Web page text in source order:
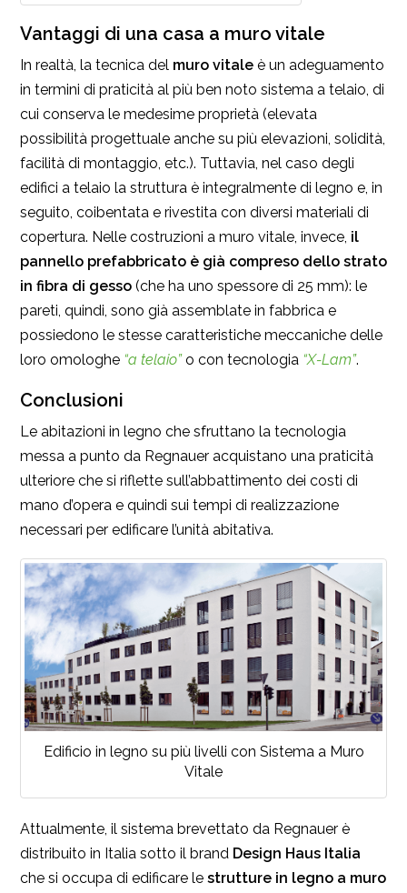
Vantaggi di una casa a muro vitale
In realtà, la tecnica del muro vitale è un adeguamento
in termini di praticità al più ben noto sistema a telaio, di
cui conserva le medesime proprietà (elevata
possibilità progettuale anche su più elevazioni, solidità,
facilità di montaggio, etc.). Tuttavia, nel caso degli
edifici a telaio la struttura è integralmente di legno e, in
seguito, coibentata e rivestita con diversi materiali di
copertura. Nelle costruzioni a muro vitale, invece, il
pannello prefabbricato è già compreso dello strato
in fibra di gesso (che ha uno spessore di 25 mm): le
pareti, quindi, sono già assemblate in fabbrica e
possiedono le stesse caratteristiche meccaniche delle
loro omologhe “a telaio”o con tecnologia “X-Lam”.
Conclusioni
Le abitazioni in legno che sfruttano la tecnologia
messa a punto da Regnauer acquistano una praticità
ulteriore che si riflette sull’abbattimento dei costi di
mano d’opera e quindi sui tempi di realizzazione
necessari per edificare l’unità abitativa.
Edificio in legno su più livelli con Sistema a Muro
Vitale
Attualmente, il sistema brevettato da Regnauer è
distribuito in Italia sotto il brand Design Haus Italia
che si occupa di edificare le strutture in legno a muro